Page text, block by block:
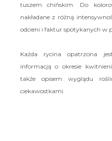
tuszem chińskim. Do
nakładane z różną
odcieni i faktur spotykanych w
Każda rycina opatrzona
informacją o okresie
także opisem wyglądu
ciekawostkami.